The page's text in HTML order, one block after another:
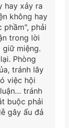
hay xảy ra
không hay
phầm", phải
trong lời
miệng.
Phòng
tránh lây
việc hội
tránh
buộc phải
gây ẩu đả